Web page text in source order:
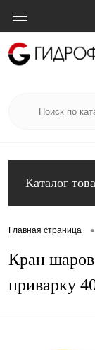
Каталог
Главная страница •
Кран
приварку